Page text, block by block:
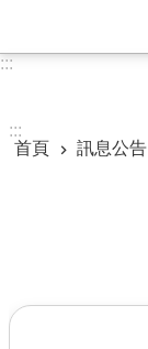
業務資訊
:::
:::
首頁
訊息公告